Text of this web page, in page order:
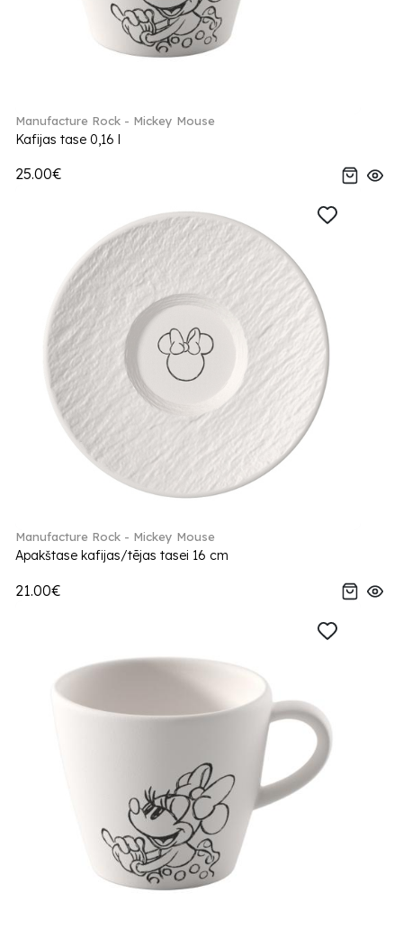
Manufacture Rock - Mickey Mouse
Kafijas tase 0,16 l
25.00€
Manufacture Rock - Mickey Mouse
Apakštase kafijas/tējas tasei 16 cm
21.00€